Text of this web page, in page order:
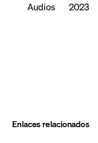
Audios 2023
Enlaces relacionados